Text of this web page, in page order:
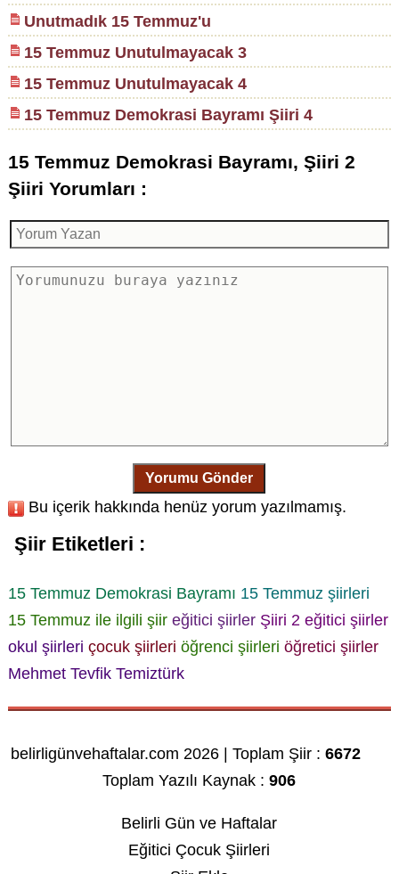
Unutmadık 15 Temmuz'u
15 Temmuz Unutulmayacak 3
15 Temmuz Unutulmayacak 4
15 Temmuz Demokrasi Bayramı Şiiri 4
15 Temmuz Demokrasi Bayramı, Şiiri 2
Şiiri Yorumları :
Yorumu Gönder
Bu içerik hakkında henüz yorum yazılmamış.
Şiir Etiketleri :
15 Temmuz Demokrasi Bayramı 15 Temmuz şiirleri
15 Temmuz ile ilgili şiir eğitici şiirler Şiiri 2 eğitici şiirler
okul şiirleri çocuk şiirleri öğrenci şiirleri öğretici şiirler
Mehmet Tevfik Temiztürk
belirligünvehaftalar.com 2026 | Toplam Şiir :6672
Toplam Yazılı Kaynak :906
Belirli Gün ve Haftalar
Eğitici Çocuk Şiirleri